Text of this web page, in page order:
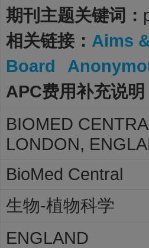
期刊主题关键词：
相关链接： Aims
Board
APC费用补充说明
BIOMED
LONDON,
BioMed Central
生物-植物科学
ENGLAND